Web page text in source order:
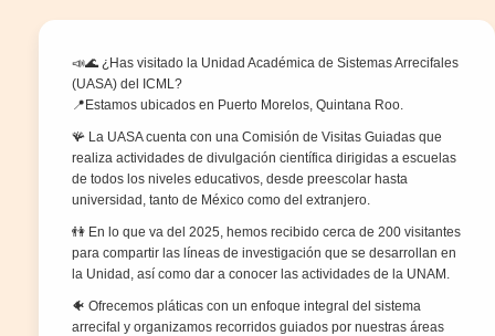
📣🌊 ¿Has visitado la Unidad Académica de Sistemas Arrecifales
(UASA) del ICML?
📍Estamos ubicados en Puerto Morelos, Quintana Roo.
🪸 La UASA cuenta con una Comisión de Visitas Guiadas que
realiza actividades de divulgación científica dirigidas a escuelas
de todos los niveles educativos, desde preescolar hasta
universidad, tanto de México como del extranjero.
👫 En lo que va del 2025, hemos recibido cerca de 200 visitantes
para compartir las líneas de investigación que se desarrollan en
la Unidad, así como dar a conocer las actividades de la UNAM.
🐠 Ofrecemos pláticas con un enfoque integral del sistema
arrecifal y organizamos recorridos guiados por nuestras áreas